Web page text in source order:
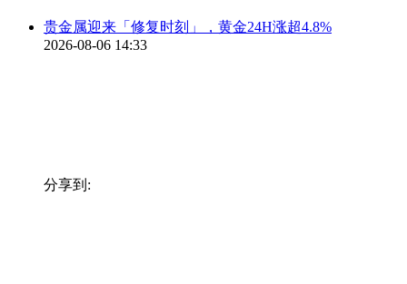
贵金属迎来「修复时刻」，黄金24H涨超4.8%
2026-08-06 14:33
分享到: